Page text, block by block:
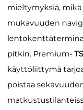
mieltymyksiä,
mukavuuden
pitkin. Premium-
käyttöliittymä
poistaa